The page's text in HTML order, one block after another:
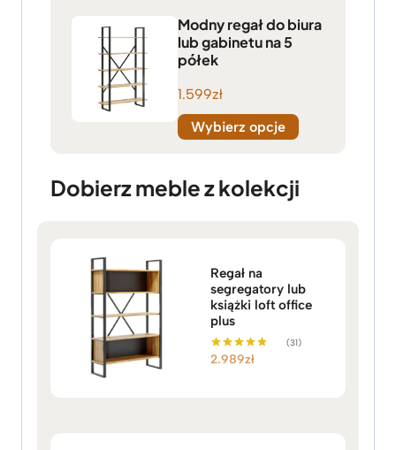
Modny regał do biura
lub gabinetu na 5
półek
1.599zł
Wybierz opcje
Dobierz meble z kolekcji
Regał na
segregatory lub
książki loft office
plus
Oceniono
(31)
2.989zł